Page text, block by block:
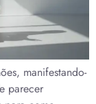
manifestando-
parecer